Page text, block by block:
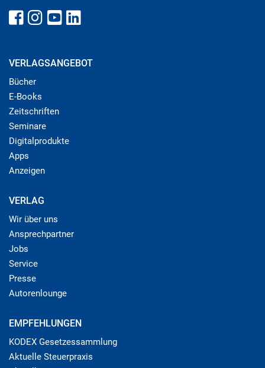
VERLAGSANGEBOT
Bücher
E-Books
Zeitschriften
Seminare
Digitalprodukte
Apps
Anzeigen
VERLAG
Wir über uns
Ansprechpartner
Jobs
Service
Presse
Autorenlounge
EMPFEHLUNGEN
KODEX Gesetzessammlung
Aktuelle Steuerpraxis